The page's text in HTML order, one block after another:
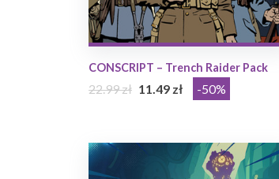
CONSCRIPT – Trench Raider Pack
22.99 zł 11.49 zł -50%